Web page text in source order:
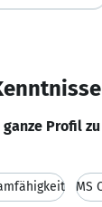
Profil
MS